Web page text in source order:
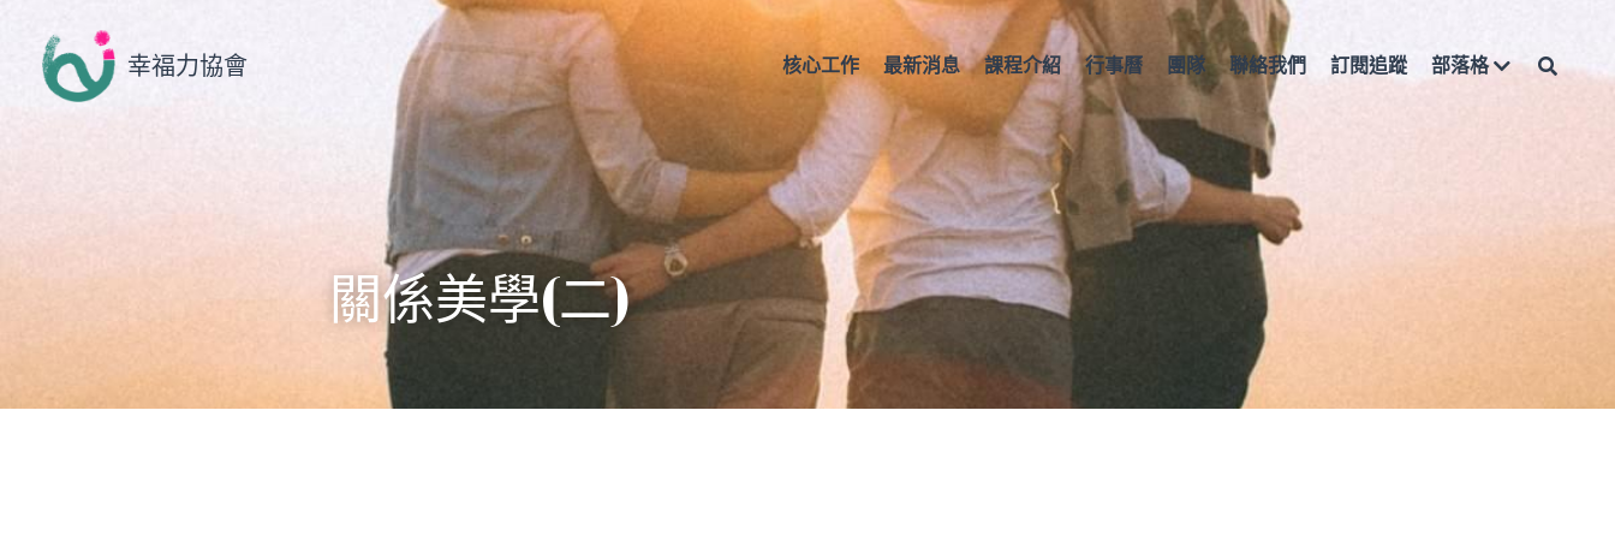
幸福力協會 核心工作 最新消息 課程介紹 行事曆 團隊 聯絡我們 訂閱追蹤 部落格
關係美學(二)